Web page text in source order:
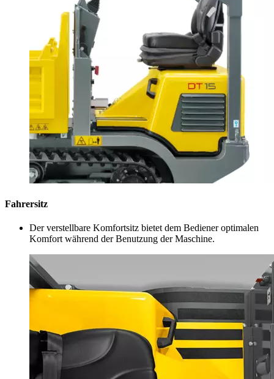
Fahrersitz
Der verstellbare Komfortsitz bietet dem Bediener optimalen
Komfort während der Benutzung der Maschine.